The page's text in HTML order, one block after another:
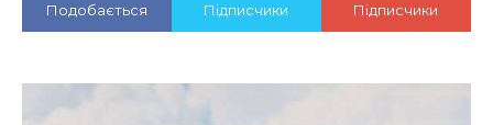
Подобається Підписчики Підписчики